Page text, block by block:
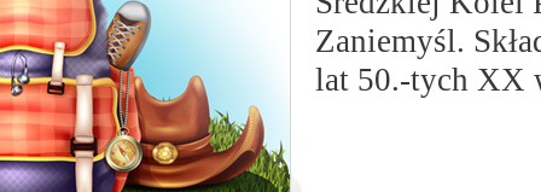
Zaniemyśl.
lat 50.-tych XX